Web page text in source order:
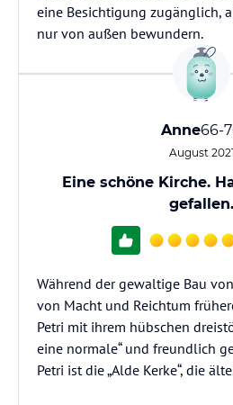
eine Besichtigung zugänglich,
Anne66-
August 2021
Eine schöne Kirche.
gefallen.
Während der gewaltige Bau
von Macht und Reichtum
Petri mit ihrem hübschen
eine normale“ und freundlich
Petri ist die „Alde Kerke“, die